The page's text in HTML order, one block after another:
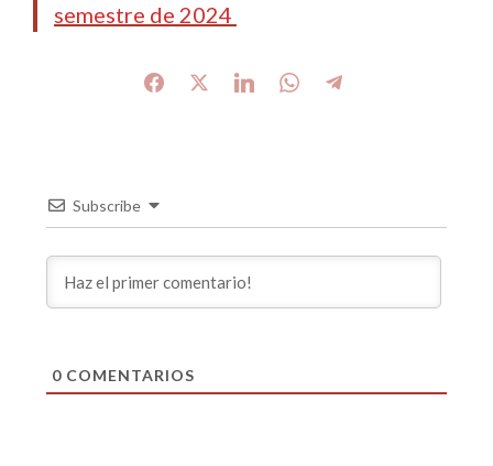
semestre de 2024
Subscribe
0COMENTARIOS